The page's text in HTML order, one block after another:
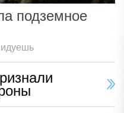
подземное